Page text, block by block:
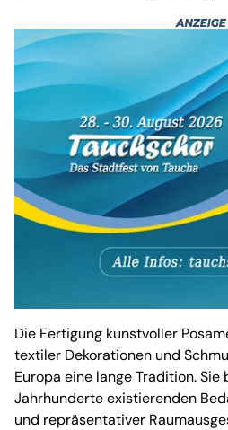
Die Fertigung kunstvoller
textiler Dekorationen und
Europa eine lange Tradition.
Jahrhunderte existierenden
und repräsentativer